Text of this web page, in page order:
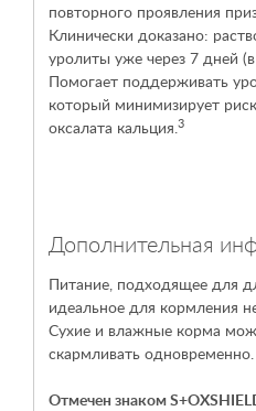
повторного проявления
Клинически доказано:
уролиты уже через 7 дней
Помогает поддерживать
который минимизирует
оксалата кальция.3
Дополнительная
Питание, подходящее для
идеальное для кормления
Сухие и влажные корма
скармливать одновременно.
Отмечен знаком